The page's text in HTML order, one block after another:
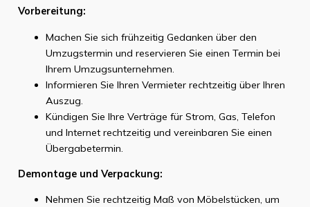
Vorbereitung:
Machen Sie sich frühzeitig Gedanken über den
Umzugstermin und reservieren Sie einen Termin bei
Ihrem Umzugsunternehmen.
Informieren Sie Ihren Vermieter rechtzeitig über Ihren
Auszug.
Kündigen Sie Ihre Verträge für Strom, Gas, Telefon
und Internet rechtzeitig und vereinbaren Sie einen
Übergabetermin.
Demontage und Verpackung:
Nehmen Sie rechtzeitig Maß von Möbelstücken, um